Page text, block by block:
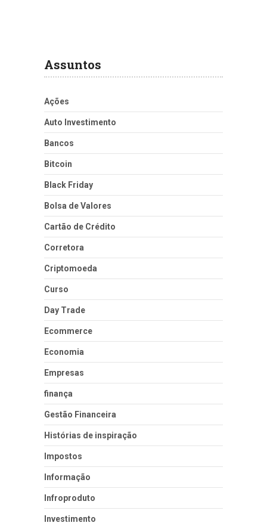
Assuntos
Ações
Auto Investimento
Bancos
Bitcoin
Black Friday
Bolsa de Valores
Cartão de Crédito
Corretora
Criptomoeda
Curso
Day Trade
Ecommerce
Economia
Empresas
finança
Gestão Financeira
Histórias de inspiração
Impostos
Informação
Infroproduto
Investimento